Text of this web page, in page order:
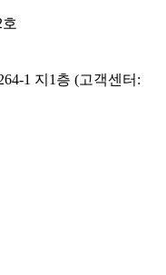
1 지1층 (고객센터: